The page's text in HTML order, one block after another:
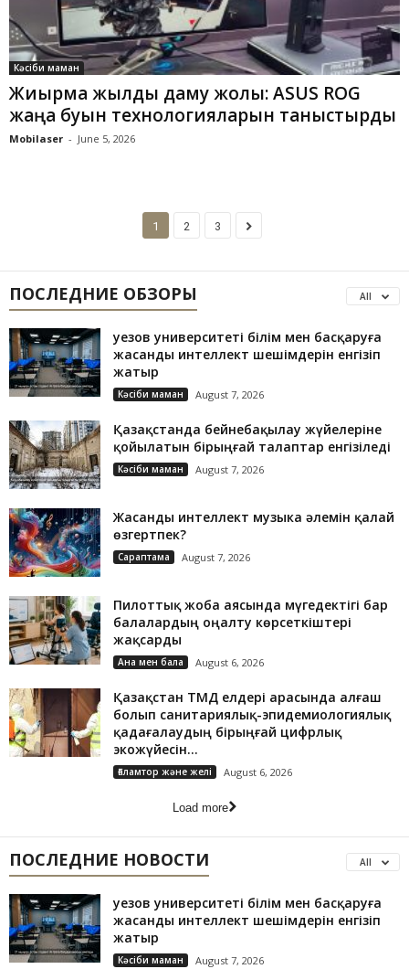
Кәсіби маман
Жиырма жылдық даму жолы: ASUS ROG
жаңа буын технологияларын таныстырды
Mobilaser - June 5, 2026
1 2 3
ПОСЛЕДНИЕ ОБЗОРЫ All
Әуезов университеті білім мен басқаруға
жасанды интеллект шешімдерін енгізіп
жатыр
Кәсіби маман August 7, 2026
Қазақстанда бейнебақылау жүйелеріне
қойылатын бірыңғай талаптар енгізіледі
Кәсіби маман August 7, 2026
Жасанды интеллект музыка әлемін қалай
өзгертпек?
Сараптама August 7, 2026
Пилоттық жоба аясында мүгедектігі бар
балалардың оңалту көрсеткіштері
жақсарды
Ана мен бала August 6, 2026
Қазақстан ТМД елдері арасында алғаш
болып санитариялық-эпидемиологиялық
қадағалаудың бірыңғай цифрлық
экожүйесін...
Ғаламтор және желі August 6, 2026
Load more
ПОСЛЕДНИЕ НОВОСТИ All
Әуезов университеті білім мен басқаруға
жасанды интеллект шешімдерін енгізіп
жатыр
Кәсіби маман August 7, 2026